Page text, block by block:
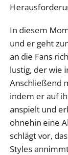
In diesem
und er geht
an die Fans
lustig, der wie
Anschließend
indem er auf
anspielt und
ohnehin eine
schlägt vor,
Styles